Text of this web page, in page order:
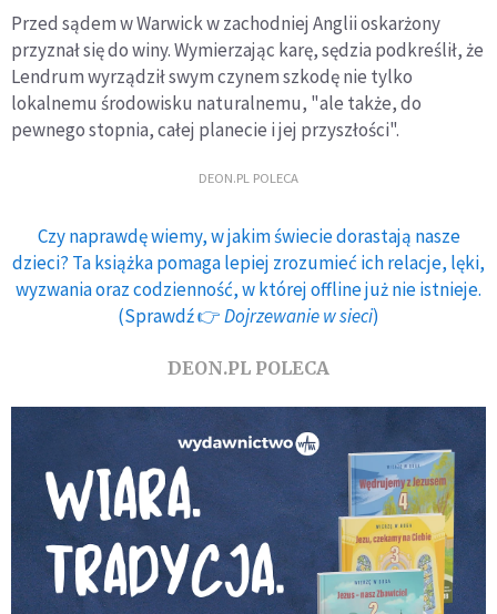
Przed sądem w Warwick w zachodniej Anglii oskarżony
przyznał się do winy. Wymierzając karę, sędzia podkreślił, że
Lendrum wyrządził swym czynem szkodę nie tylko
lokalnemu środowisku naturalnemu, "ale także, do
pewnego stopnia, całej planecie i jej przyszłości".
DEON.PL POLECA
Czy naprawdę wiemy, w jakim świecie dorastają nasze
dzieci? Ta książka pomaga lepiej zrozumieć ich relacje, lęki,
wyzwania oraz codzienność, w której offline już nie istnieje.
(Sprawdź 👉Dojrzewanie w sieci)
DEON.PL POLECA